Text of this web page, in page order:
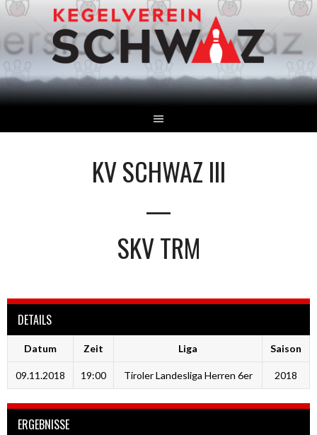
Springe
Inhalt
KV SCHWAZ III
—
SKV TRM
DETAILS
Datum Zeit Liga Saison
09.11.2018 19:00 Tiroler Landesliga Herren 6er 2018
ERGEBNISSE